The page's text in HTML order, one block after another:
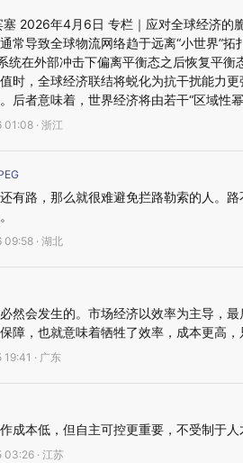
塞 2026年4月6日 专栏｜应对全球经济的
常导致全球物流网络趋于远离“小世界”
统在外部冲击下偏离平衡态之后恢复平
时，全球经济联结将蜕化为抗干扰能力更
后者意味着，世界经济将由若干“区域性幂
· 浙江
有路，那么就很难避免拦路勒索的人。
· 湖北
然会发生的。市场经济以效率为主导，最
障，也就意味着牺牲了效率，成本更高
· 广东
成本低，但自主可控更重要，不受制于人
· 江苏